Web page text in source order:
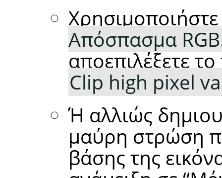
Απόσπασμα
αποεπιλέξετε
Clip high pixel
Ή αλλιώς
μαύρη στρώση
βάσης της